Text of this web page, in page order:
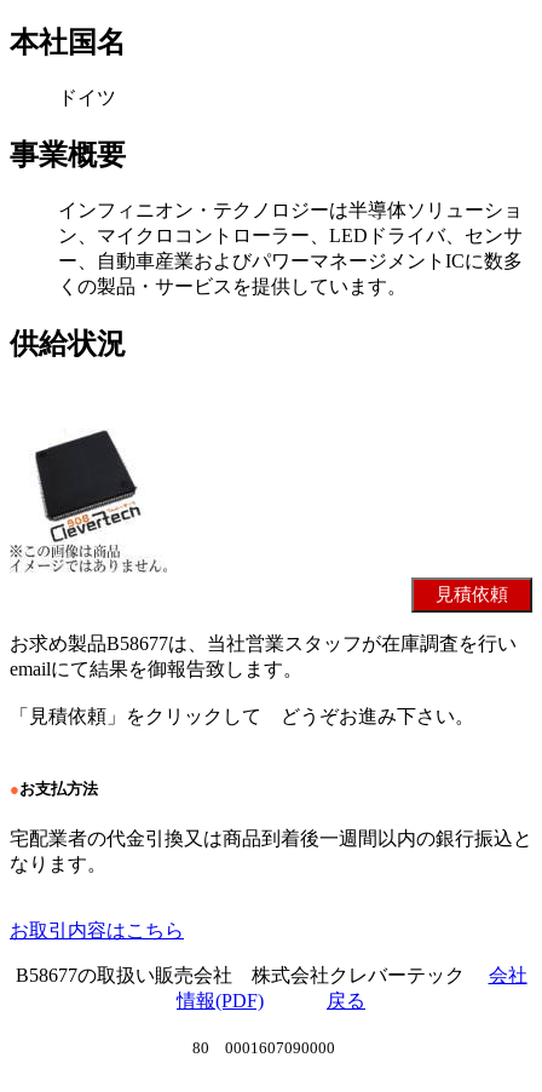
本社国名
ドイツ
事業概要
インフィニオン・テクノロジーは半導体ソリューショ
ン、マイクロコントローラー、LEDドライバ、センサ
ー、自動車産業およびパワーマネージメントICに数多
くの製品・サービスを提供しています。
供給状況
お求め製品B58677は、当社営業スタッフが在庫調査を行い
emailにて結果を御報告致します。
「見積依頼」をクリックして どうぞお進み下さい。
●お支払方法
宅配業者の代金引換又は商品到着後一週間以内の銀行振込と
なります。
お取引内容はこちら
B58677の取扱い販売会社 株式会社クレバーテック 会社
情報(PDF)
戻る
80 0001607090000